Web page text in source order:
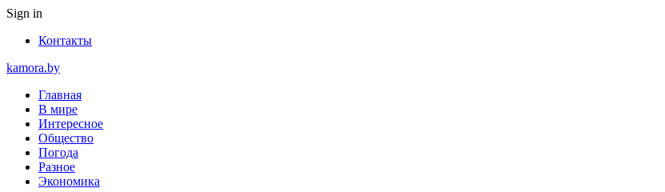
Sign in
Контакты
kamora.by
Главная
В мире
Интересное
Общество
Погода
Разное
Экономика